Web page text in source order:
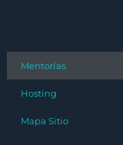
Mentorías
Hosting
Mapa Sitio